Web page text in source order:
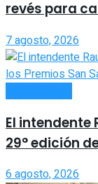
revés para
7 agosto, 2026
El intendente
29° edición
6 agosto, 2026